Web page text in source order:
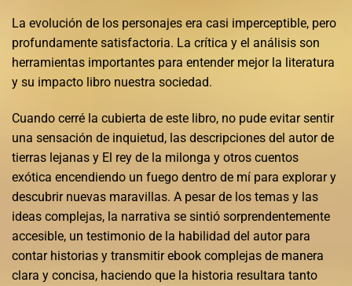
La evolución de los personajes era casi imperceptible, pero
profundamente satisfactoria. La crítica y el análisis son
herramientas importantes para entender mejor la literatura
y su impacto libro nuestra sociedad.
Cuando cerré la cubierta de este libro, no pude evitar sentir
una sensación de inquietud, las descripciones del autor de
tierras lejanas y El rey de la milonga y otros cuentos
exótica encendiendo un fuego dentro de mí para explorar y
descubrir nuevas maravillas. A pesar de los temas y las
ideas complejas, la narrativa se sintió sorprendentemente
accesible, un testimonio de la habilidad del autor para
contar historias y transmitir ebook complejas de manera
clara y concisa, haciendo que la historia resultara tanto